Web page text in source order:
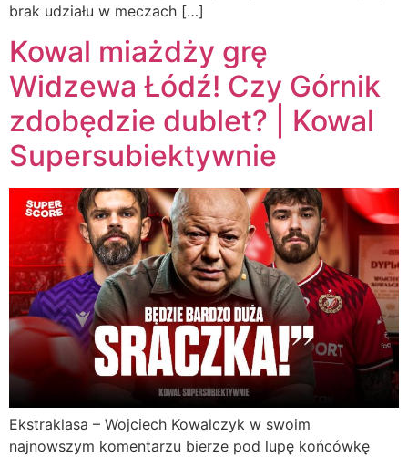
brak udziału w meczach […]
Kowal miażdży grę
Widzewa Łódź! Czy Górnik
zdobędzie dublet? | Kowal
Supersubiektywnie
Ekstraklasa – Wojciech Kowalczyk w swoim
najnowszym komentarzu bierze pod lupę końcówkę